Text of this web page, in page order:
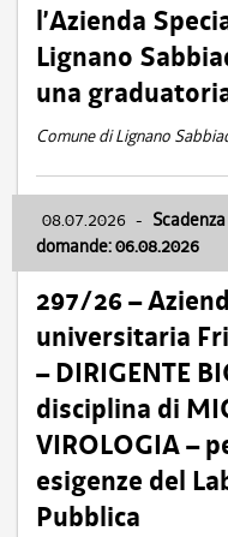
l’Azienda
Lignano
una
Comune di Lignano
08.07.2026 -
domande: 06.08.2026
297/26 –
universitaria
– DIRIGENTE
disciplina di
VIROLOGIA –
esigenze del
Pubblica